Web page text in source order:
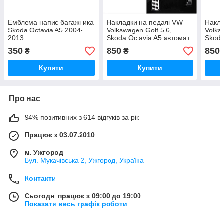
Емблема напис багажника
Skoda Octavia A5 2004-
2013
350 ₴
Купити
Накладки на педалі VW
Volkswagen Golf 5 6,
Skoda Octavia A5 автомат
850₴
Купити
850
Про нас
94% позитивних з 614 відгуків за рік
Працює з 03.07.2010
м. Ужгород
Вул. Мукачівська 2, Ужгород, Україна
Контакти
Сьогодні працює з 09:00 до 19:00
Показати весь графік роботи